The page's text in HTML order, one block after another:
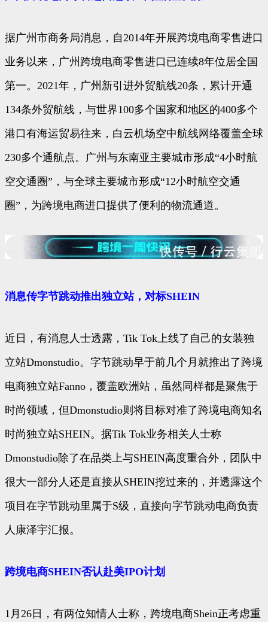
据广州市商务局消息，自2014年开展跨境电商零售进口
业务以来，广州跨境电商零售进口已连续8年位居全国
第一。2021年，广州新引进外贸航线20条，累计开通
134条外贸航线，与世界100多个国家和地区的400多个
港口有海运贸易往来，白云机场空中航线网络覆盖全球
230多个通航点。广州与东南亚主要城市形成“4小时航
空交通圈”，与全球主要城市形成“12小时航空交通
圈”，为跨境电商进口提供了便利的物流通道。
消息传字节跳动推出独立站，对标SHEIN
近日，有消息人士透露，Tik Tok上线了自己的女装独
立站Dmonstudio。字节跳动早于前几个月就推出了跨境
电商独立站Fanno，覆盖欧洲站，虽然同样都是聚焦于
时尚领域，但Dmonstudio则将目标对准了跨境电商知名
时尚独立站SHEIN。据Tik Tok业务相关人士称
Dmonstudio除了在品类上与SHEIN高度重合外，团队中
很大一部分人还是直接从SHEIN挖过来的，并透露这个
项目在字节跳动里属于S级，直接向字节跳动电商负责
人康泽宇汇报。
跨境电商SHEIN否认赴美IPO计划
1月26日，有两位知情人士称，跨境电商Shein正考虑重